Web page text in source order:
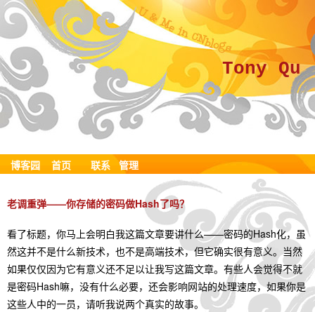
Tony Qu
博客园 首页 联系 管理
老调重弹——你存储的密码做Hash了吗？
看了标题，你马上会明白我这篇文章要讲什么——密码的Hash化，虽
然这并不是什么新技术，也不是高端技术，但它确实很有意义。当然
如果仅仅因为它有意义还不足以让我写这篇文章。有些人会觉得不就
是密码Hash嘛，没有什么必要，还会影响网站的处理速度，如果你是
这些人中的一员，请听我说两个真实的故事。